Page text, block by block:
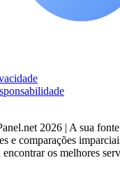
2026 | A sua fonte
e comparações
os melhores